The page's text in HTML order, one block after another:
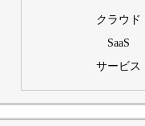
クラウド
SaaS
サービス